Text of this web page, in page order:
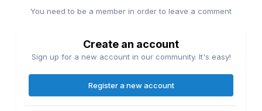
You need to be a member in order to leave a comment
Create an account
Sign up for a new account in our community. It's easy!
Register a new account